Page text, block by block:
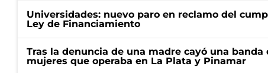
Universidades: nuevo paro en reclamo del
Ley de Financiamiento
Tras la denuncia de una madre cayó una
mujeres que operaba en La Plata y Pinamar